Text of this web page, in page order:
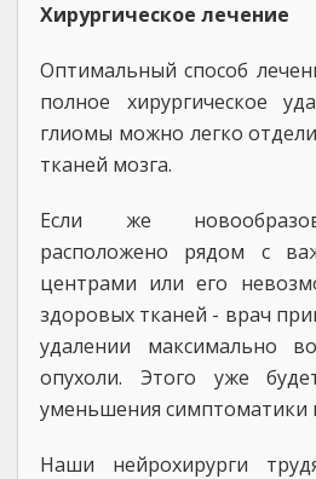
Хирургическое лечение
Оптимальный способ
полное хирургическое
глиомы можно легко
тканей мозга.
Если же
расположено рядом с
центрами или его
здоровых тканей - врач
удалении максимально
опухоли. Этого уже
уменьшения симптоматики
Наши нейрохирурги